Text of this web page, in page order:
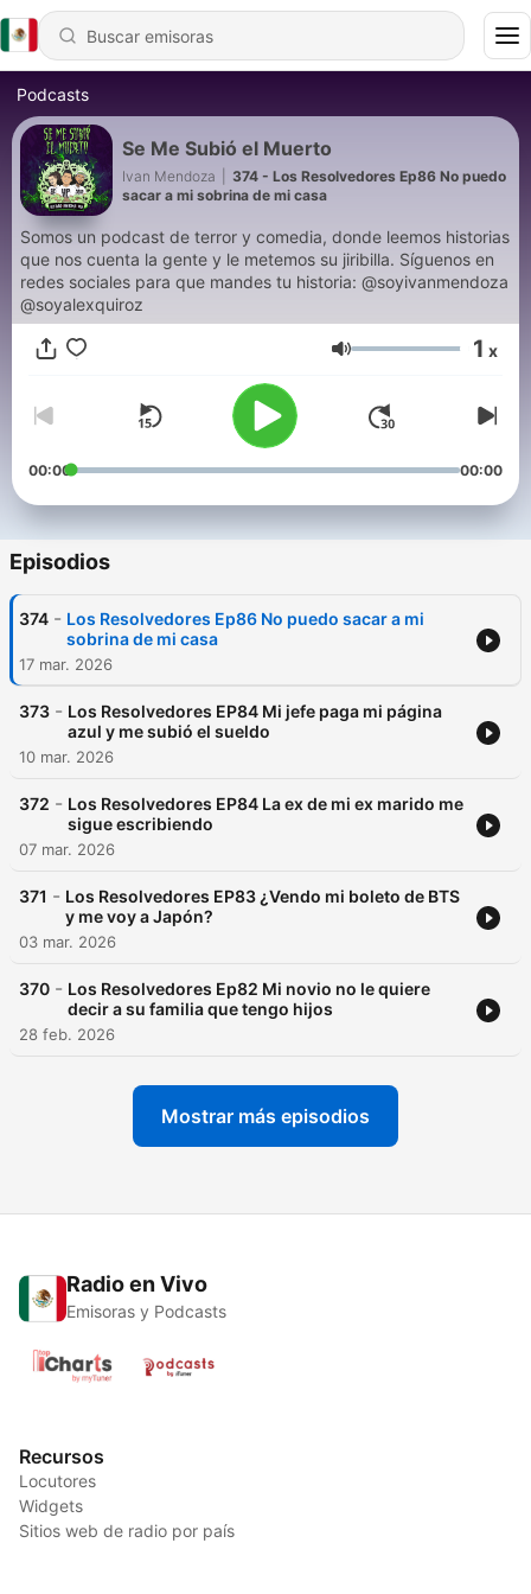
Podcasts
Se Me Subió el Muerto
Ivan Mendoza
374 - Los Resolvedores Ep86 No puedo
sacar a mi sobrina de mi casa
Somos un podcast de terror y comedia, donde leemos historias
que nos cuenta la gente y le metemos su jiribilla. Síguenos en
redes sociales para que mandes tu historia: @soyivanmendoza
@soyalexquiroz
Volumen 1 x
00:00 00:00
Episodios
374 - Los Resolvedores Ep86 No puedo sacar a mi
sobrina de mi casa
17 mar. 2026
373 - Los Resolvedores EP84 Mi jefe paga mi página
azul y me subió el sueldo
10 mar. 2026
372 - Los Resolvedores EP84 La ex de mi ex marido me
sigue escribiendo
07 mar. 2026
371 - Los Resolvedores EP83 ¿Vendo mi boleto de BTS
y me voy a Japón?
03 mar. 2026
370 - Los Resolvedores Ep82 Mi novio no le quiere
decir a su familia que tengo hijos
28 feb. 2026
Mostrar más episodios
Radio en Vivo
Emisoras y Podcasts
Recursos
Locutores
Widgets
Sitios web de radio por país